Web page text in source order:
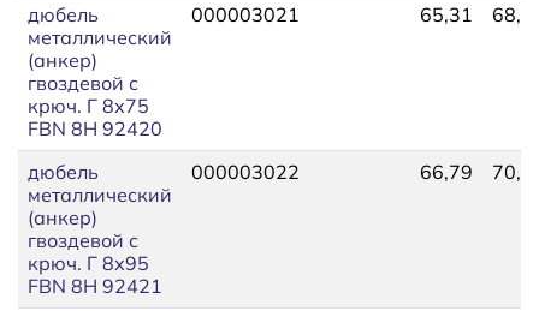
дюбель
металлический
(анкер)
гвоздевой с
крюч. Г 8х75
FBN 8H 92420
000003021 65,31
дюбель
металлический
(анкер)
гвоздевой с
крюч. Г 8х95
FBN 8H 92421
000003022 66,79